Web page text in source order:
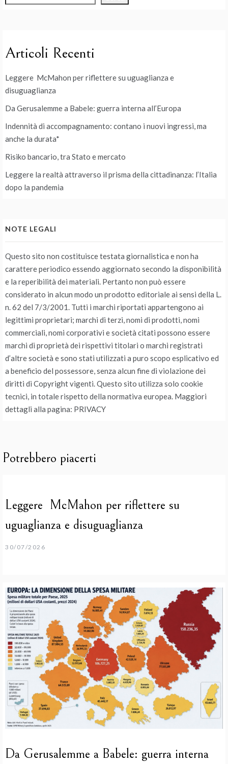
Articoli Recenti
Leggere McMahon per riflettere su uguaglianza e
disuguaglianza
Da Gerusalemme a Babele: guerra interna all’Europa
Indennità di accompagnamento: contano i nuovi ingressi, ma
anche la durata*
Risiko bancario, tra Stato e mercato
Leggere la realtà attraverso il prisma della cittadinanza: l’Italia
dopo la pandemia
NOTE LEGALI
Questo sito non costituisce testata giornalistica e non ha
carattere periodico essendo aggiornato secondo la disponibilità
e la reperibilità dei materiali. Pertanto non può essere
considerato in alcun modo un prodotto editoriale ai sensi della L.
n. 62 del 7/3/2001. Tutti i marchi riportati appartengono ai
legittimi proprietari; marchi di terzi, nomi di prodotti, nomi
commerciali, nomi corporativi e società citati possono essere
marchi di proprietà dei rispettivi titolari o marchi registrati
d’altre società e sono stati utilizzati a puro scopo esplicativo ed
a beneficio del possessore, senza alcun fine di violazione dei
diritti di Copyright vigenti. Questo sito utilizza solo cookie
tecnici, in totale rispetto della normativa europea. Maggiori
dettagli alla pagina: PRIVACY
Potrebbero piacerti
Leggere McMahon per riflettere su
uguaglianza e disuguaglianza
30/07/2026
Da Gerusalemme a Babele: guerra interna